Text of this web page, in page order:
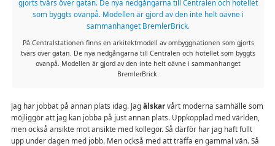
På Centralstationen finns en arkitektmodell av ombyggnationen som gjorts
tvärs över gatan. De nya nedgångarna till Centralen och hotellet som byggts
ovanpå. Modellen är gjord av den inte helt oävne i sammanhanget
BremlerBrick.
Jag har jobbat på annan plats idag. Jagälskarvårt moderna samhälle som
möjliggör att jag kan jobba på just annan plats. Uppkopplad med världen,
men också ansikte mot ansikte med kollegor. Så därför har jag haft fullt
upp under dagen med jobb. Men också med att träffa en gammal vän. Så